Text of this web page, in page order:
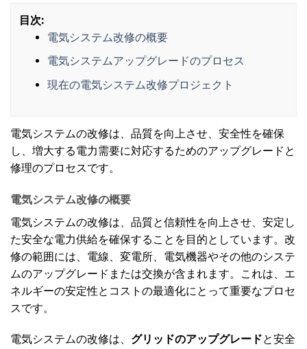
目次:
電気システム改修の概要
電気システムアップグレードのプロセス
現在の電気システム改修プロジェクト
電気システムの改修は、品質を向上させ、安全性を確保
し、増大する電力需要に対応するためのアップグレードと
修理のプロセスです。
電気システム改修の概要
電気システムの改修は、品質と信頼性を向上させ、安定し
た安全な電力供給を確保することを目的としています。改
修の範囲には、電線、変電所、電気機器やその他のシステ
ムのアップグレードまたは交換が含まれます。これは、エ
ネルギーの安定性とコストの最適化にとって重要なプロセ
スです。
電気システムの改修は、 グリッドのアップグレードと安全